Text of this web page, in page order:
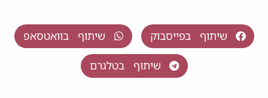
שיתוף בפייסבוק שיתוף בוואטסאפ
שיתוף בטלגרם